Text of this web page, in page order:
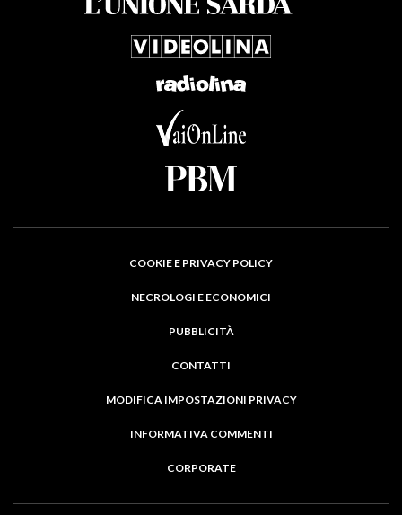
COOKIE E PRIVACY POLICY
NECROLOGI E ECONOMICI
PUBBLICITÀ
CONTATTI
MODIFICA IMPOSTAZIONI PRIVACY
INFORMATIVA COMMENTI
CORPORATE